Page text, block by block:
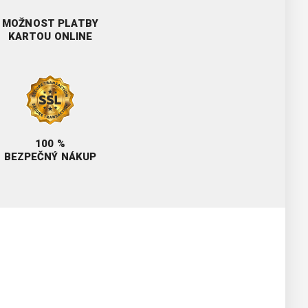
MOŽNOST PLATBY
KARTOU ONLINE
100 %
BEZPEČNÝ NÁKUP